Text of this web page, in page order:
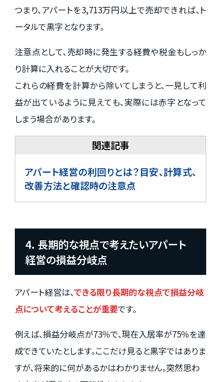
つまり、アパートを3,713万円以上で売却できれば、ト
ータルで黒字となります。
注意点として、売却時に発生する経費や税金もしっか
り計算に入れることが大切です。
これらの経費を計算から除いてしまうと、一見して利
益が出ているように見えても、実際には赤字となって
しまう場合があります。
アパート経営の利回りとは？目安、計算式、
改善方法と確認時の注意点
4. 長期的な視点で考えたいアパート
経営の損益分岐点
アパート経営は、できる限り長期的な視点で損益分岐
点について考えることが重要です。
例えば、損益分岐点が73％で、現在入居率が75％を達
成できていたとします。ここだけ見ると黒字ではありま
すが、将来的に何があるかはわかりません。突然思わ